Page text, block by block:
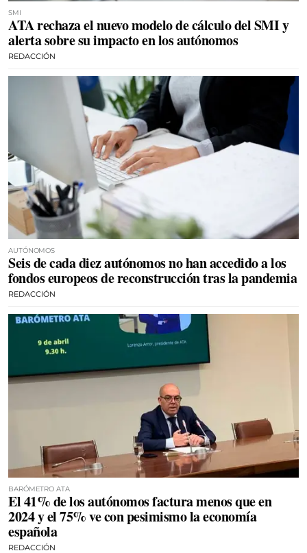
SMI
ATA rechaza el nuevo modelo de cálculo del SMI y
alerta sobre su impacto en los autónomos
REDACCIÓN
AUTÓNOMOS
Seis de cada diez autónomos no han accedido a los
fondos europeos de reconstrucción tras la pandemia
REDACCIÓN
BARÓMETRO ATA
El 41% de los autónomos factura menos que en
2024 y el 75% ve con pesimismo la economía
española
REDACCIÓN